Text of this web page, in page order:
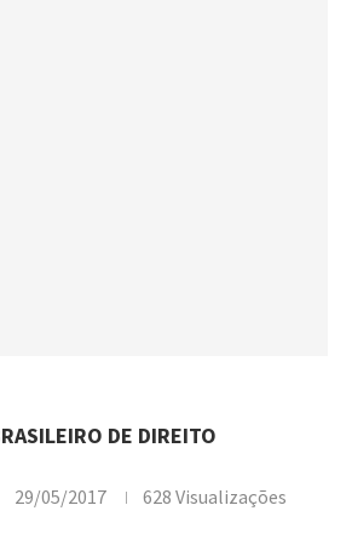
DE DIREITO
29/05/2017 628 Visualizações